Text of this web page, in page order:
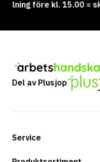
före kl. 15.00 =
Del av Plusjop
Service
Betalningsalternativ